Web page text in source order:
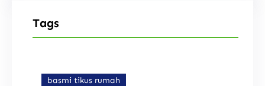
Tags
basmi tikus rumah